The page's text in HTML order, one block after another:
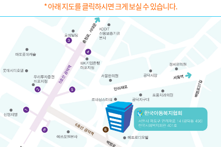
* 아래 지도를 클릭하시면 크게 보실 수 있습니다.